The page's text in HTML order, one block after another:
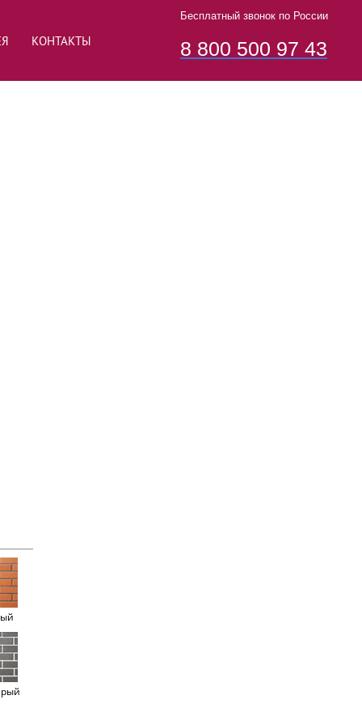
КОНТАКТЫ
Бесплатный звонок по России
8 800 500 97 43